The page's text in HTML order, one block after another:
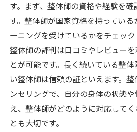
す。まず、整体師の資格や経験を
す。整体師が国家資格を持ってい
ーニングを受けているかをチェック
整体師の評判は口コミやレビュー
とが可能です。長く続いている整
い整体師は信頼の証といえます。
ンセリングで、自分の身体の状態
え、整体師がどのように対応して
とも大切です。